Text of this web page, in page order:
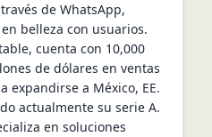
de WhatsApp,
belleza con usuarios.
cuenta con 10,000
de dólares en ventas
expandirse a México, EE.
actualmente su serie A.
en soluciones